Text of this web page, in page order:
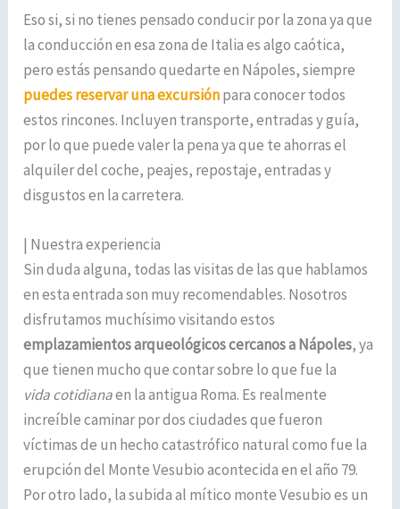
Eso si, si no tienes pensado conducir por la zona ya que
la conducción en esa zona de Italia es algo caótica,
pero estás pensando quedarte en Nápoles, siempre
puedes reservar una excursiónpara conocer todos
estos rincones. Incluyen transporte, entradas y guía,
por lo que puede valer la pena ya que te ahorras el
alquiler del coche, peajes, repostaje, entradas y
disgustos en la carretera.
| Nuestra experiencia
Sin duda alguna, todas las visitas de las que hablamos
en esta entrada son muy recomendables. Nosotros
disfrutamos muchísimo visitando estos
emplazamientos arqueológicos cercanos a Nápoles, ya
que tienen mucho que contar sobre lo que fue la
vida cotidianaen la antigua Roma. Es realmente
increíble caminar por dos ciudades que fueron
víctimas de un hecho catastrófico natural como fue la
erupción del Monte Vesubio acontecida en el año 79.
Por otro lado, la subida al mítico monte Vesubio es un